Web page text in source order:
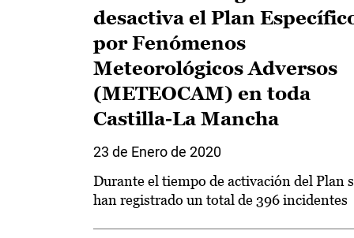
desactiva el Plan
por Fenómenos
Meteorológicos Adversos
(METEOCAM) en toda
Castilla-La Mancha
23 de Enero de 2020
Durante el tiempo de activación del Plan
han registrado un total de 396 incidentes